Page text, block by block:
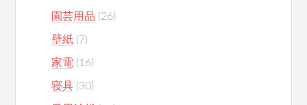
園芸用品 (26)
壁紙 (7)
家電 (16)
寝具 (30)